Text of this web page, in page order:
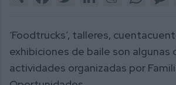
‘Foodtrucks’, talleres,
exhibiciones de baile son algunas
actividades organizadas por